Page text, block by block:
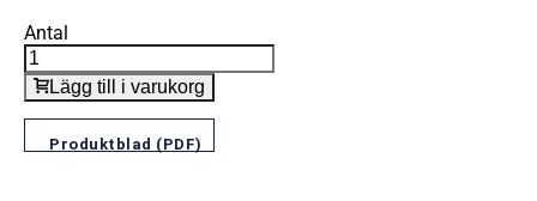
Antal
Lägg till i varukorg
Produktblad (PDF)